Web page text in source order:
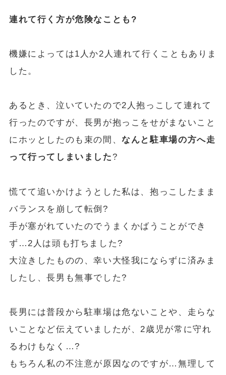
連れて行く方が危険なことも?
機嫌によっては1人か2人連れて行くこともありま
した。
あるとき、泣いていたので2人抱っこして連れて
行ったのですが、長男が抱っこをせがまないこと
にホッとしたのも束の間、なんと駐車場の方へ走
って行ってしまいました ?
慌てて追いかけようとした私は、抱っこしたまま
バランスを崩して転倒?
手が塞がれていたのでうまくかばうことができ
ず…2人は頭も打ちました?
大泣きしたものの、幸い大怪我にならずに済みま
したし、長男も無事でした?
長男には普段から駐車場は危ないことや、走らな
いことなど伝えていましたが、2歳児が常に守れ
るわけもなく…?
もちろん私の不注意が原因なのですが…無理して